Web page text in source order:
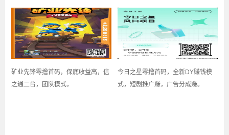
矿业先锋零撸首码，保底收益高，信
之通二台，团队模式，
今日之星零撸首码，全新DY赚钱模
式，短剧推广赚，广告分成赚。